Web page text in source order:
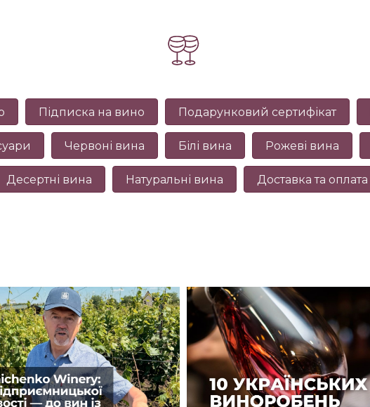
Підписка на вино Подарунковий сертифікат
Червоні вина Білі вина Рожеві вина
Десертні вина Натуральні вина Доставка та оплата